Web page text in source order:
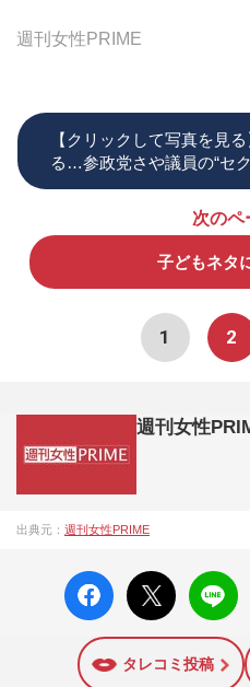
週刊女性PRIME
【クリックして写真を見
る…参政党さや議員の“セ
次のペ
子どもネタ
1 2
週刊女性
成27年）1月に開設された主婦
陣の執筆記事を配信するほか
面に掲載された記事から、イ
特に関心の高い題材の記事を
しています！
出典元： 週刊女性PRIME
facebo
ok い
X ポス
ト
LINE
タレコミ投稿